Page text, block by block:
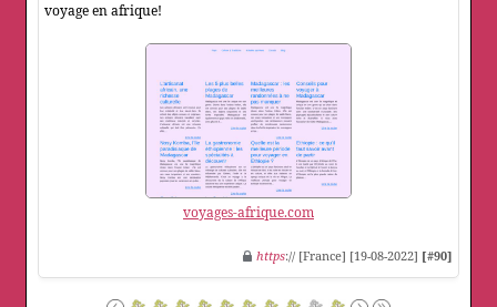
voyage en afrique!
voyages-afrique.com
https:// [France] [19-08-2022] [#90]